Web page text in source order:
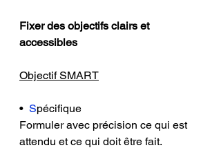
Fixer des objectifs clairs et
accessibles
Objectif SMART
• Spécifique
Formuler avec précision ce qui est
attendu et ce qui doit être fait.